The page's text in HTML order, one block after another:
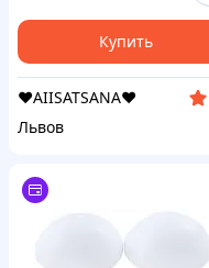
Купить
❤️AIISATSANA❤️
Львов